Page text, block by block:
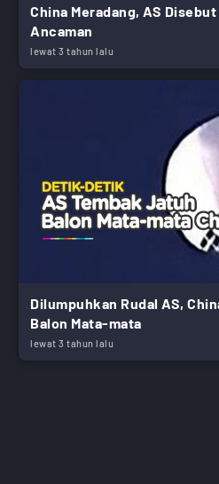
China Meradang, AS
Ancaman
lewat 3 tahun lalu
Dilumpuhkan Rudal AS,
Balon Mata-mata
lewat 3 tahun lalu